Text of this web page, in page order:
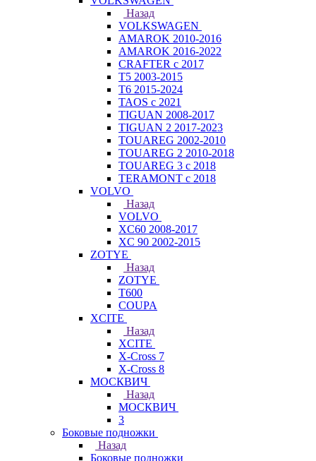
Назад
VOLKSWAGEN
AMAROK 2010-2016
AMAROK 2016-2022
CRAFTER с 2017
T5 2003-2015
T6 2015-2024
TAOS с 2021
TIGUAN 2008-2017
TIGUAN 2 2017-2023
TOUAREG 2002-2010
TOUAREG 2 2010-2018
TOUAREG 3 с 2018
TERAMONT с 2018
VOLVO
Назад
VOLVO
XC60 2008-2017
XC 90 2002-2015
ZOTYE
Назад
ZOTYE
T600
COUPA
XCITE
Назад
XCITE
X-Cross 7
X-Cross 8
МОСКВИЧ
Назад
МОСКВИЧ
3
Боковые подножки
Назад
Боковые подножки